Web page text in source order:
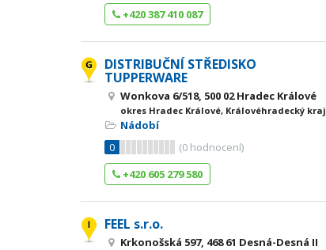
+420 387 410 087
DISTRIBUČNÍ STŘEDISKO
TUPPERWARE
Wonkova 6/518, 500 02 Hradec Králové
okres Hradec Králové, Královéhradecký kraj
Nádobí
0
(0 hodnocení)
+420 605 279 580
FEEL s.r.o.
Krkonošská 597, 468 61 Desná-Desná II